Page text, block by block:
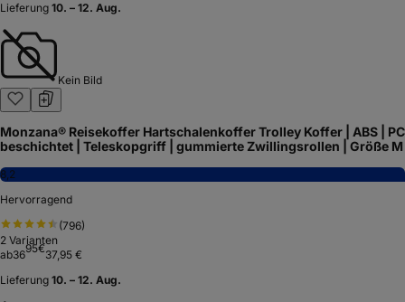
Lieferung 10. – 12. Aug.
Kein Bild
Monzana® Reisekoffer Hartschalenkoffer Trolley Koffer | ABS | PC
beschichtet | Teleskopgriff | gummierte Zwillingsrollen | Größe M
8,2
Hervorragend
(796)
2 Varianten
ab3695€37,95 €
Lieferung 10. – 12. Aug.